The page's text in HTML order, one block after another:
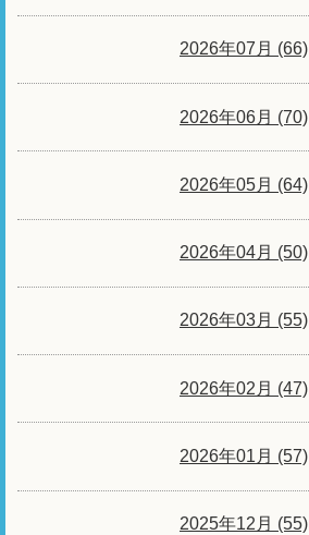
2026年07月 (66)
2026年06月 (70)
2026年05月 (64)
2026年04月 (50)
2026年03月 (55)
2026年02月 (47)
2026年01月 (57)
2025年12月 (55)